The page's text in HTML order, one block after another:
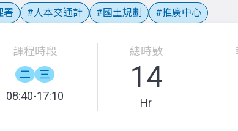
署 人本交通計 國土規劃 推廣中心
課程時段
二
三
08:40-17:10
總時數
14
Hr